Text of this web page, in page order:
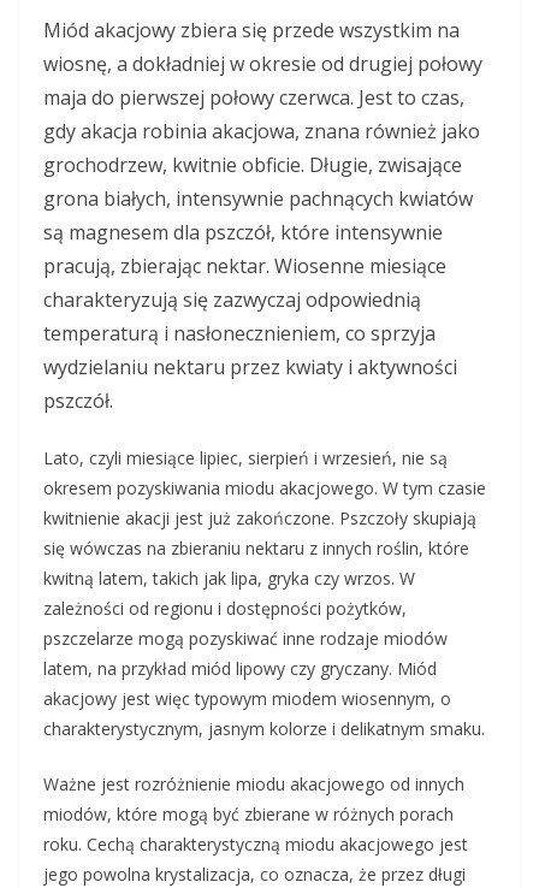
Miód akacjowy zbiera się przede wszystkim na
wiosnę, a dokładniej w okresie od drugiej połowy
maja do pierwszej połowy czerwca. Jest to czas,
gdy akacja robinia akacjowa, znana również jako
grochodrzew, kwitnie obficie. Długie, zwisające
grona białych, intensywnie pachnących kwiatów
są magnesem dla pszczół, które intensywnie
pracują, zbierając nektar. Wiosenne miesiące
charakteryzują się zazwyczaj odpowiednią
temperaturą i nasłonecznieniem, co sprzyja
wydzielaniu nektaru przez kwiaty i aktywności
pszczół.
Lato, czyli miesiące lipiec, sierpień i wrzesień, nie są
okresem pozyskiwania miodu akacjowego. W tym czasie
kwitnienie akacji jest już zakończone. Pszczoły skupiają
się wówczas na zbieraniu nektaru z innych roślin, które
kwitną latem, takich jak lipa, gryka czy wrzos. W
zależności od regionu i dostępności pożytków,
pszczelarze mogą pozyskiwać inne rodzaje miodów
latem, na przykład miód lipowy czy gryczany. Miód
akacjowy jest więc typowym miodem wiosennym, o
charakterystycznym, jasnym kolorze i delikatnym smaku.
Ważne jest rozróżnienie miodu akacjowego od innych
miodów, które mogą być zbierane w różnych porach
roku. Cechą charakterystyczną miodu akacjowego jest
jego powolna krystalizacja, co oznacza, że przez długi